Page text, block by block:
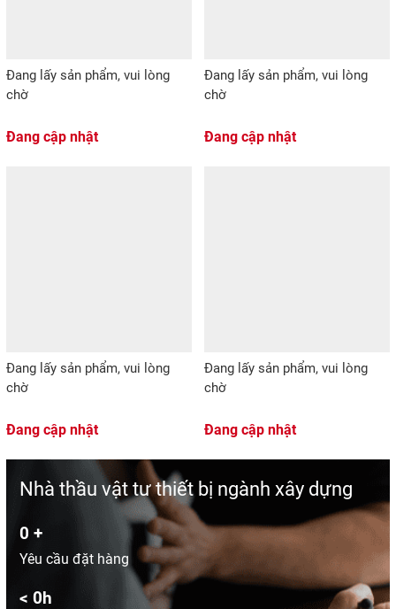
Đang lấy sản phẩm, vui lòng
chờ
Đang cập nhật
Đang lấy sản phẩm, vui lòng
chờ
Đang cập nhật
Đang lấy sản phẩm, vui lòng
chờ
Đang cập nhật
Đang lấy sản phẩm, vui lòng
chờ
Đang cập nhật
Nhà thầu vật tư thiết bị ngành xây dựng
0 +
Yêu cầu đặt hàng
< 0h